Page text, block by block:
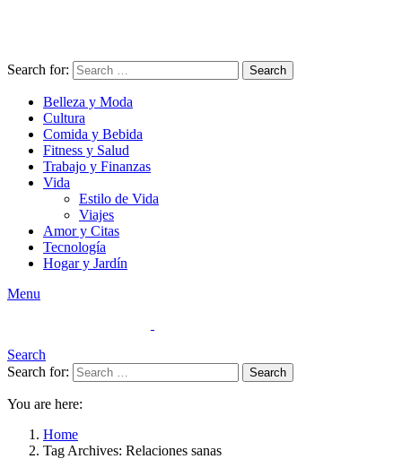
Search for: Search
Belleza y Moda
Cultura
Comida y Bebida
Fitness y Salud
Trabajo y Finanzas
Vida
Estilo de Vida
Viajes
Amor y Citas
Tecnología
Hogar y Jardín
Menu
Search
Search for:
Search
You are here:
Home
Tag Archives: Relaciones sanas